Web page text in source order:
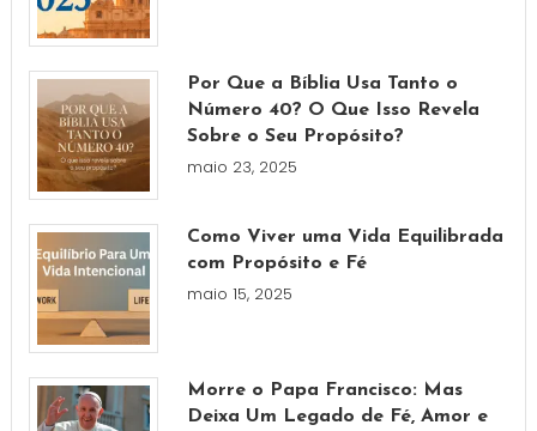
Por Que a Bíblia Usa Tanto o
Número 40? O Que Isso Revela
Sobre o Seu Propósito?
maio 23, 2025
Como Viver uma Vida Equilibrada
com Propósito e Fé
maio 15, 2025
Morre o Papa Francisco: Mas
Deixa Um Legado de Fé, Amor e